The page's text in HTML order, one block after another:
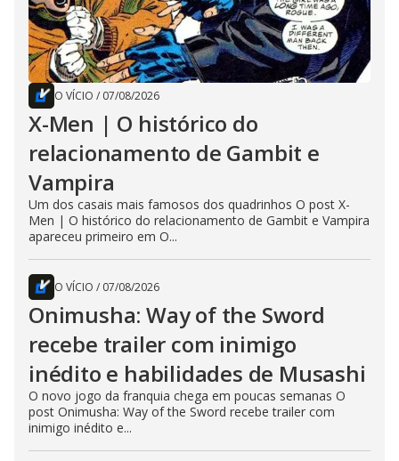
O VÍCIO / 07/08/2026
X-Men | O histórico do
relacionamento de Gambit e
Vampira
Um dos casais mais famosos dos quadrinhos O post X-
Men | O histórico do relacionamento de Gambit e Vampira
apareceu primeiro em O...
O VÍCIO / 07/08/2026
Onimusha: Way of the Sword
recebe trailer com inimigo
inédito e habilidades de Musashi
O novo jogo da franquia chega em poucas semanas O
post Onimusha: Way of the Sword recebe trailer com
inimigo inédito e...